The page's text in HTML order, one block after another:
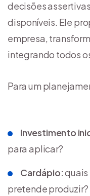
decisões
disponíveis. Ele
empresa,
integrando todos
Para um
Investimento
para aplicar?
Cardápio:quais
pretende produzir?